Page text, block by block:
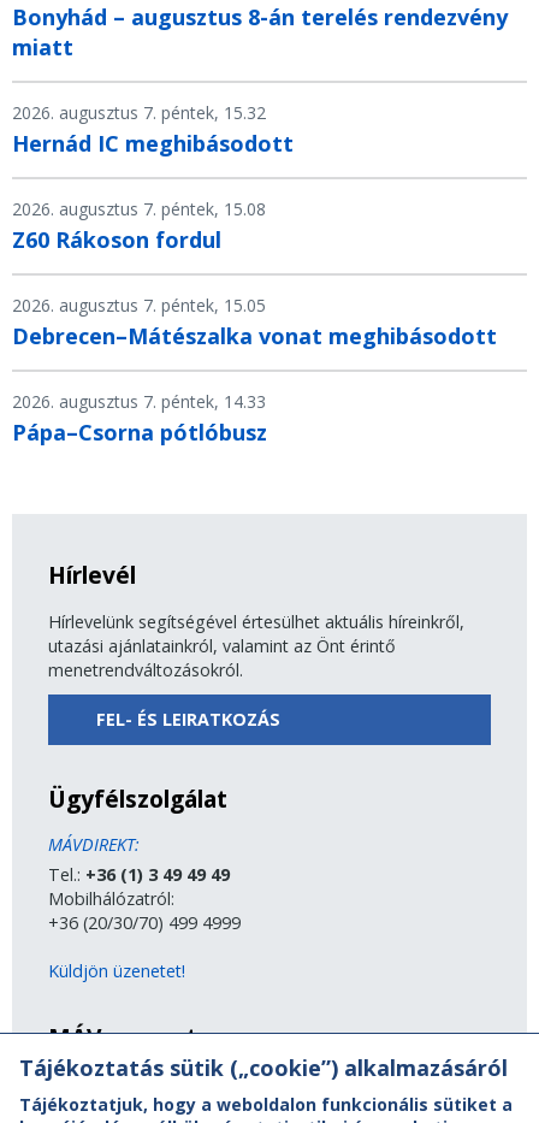
Bonyhád – augusztus 8-án terelés rendezvény
miatt
2026. augusztus 7. péntek, 15.32
Hernád IC meghibásodott
2026. augusztus 7. péntek, 15.08
Z60 Rákoson fordul
2026. augusztus 7. péntek, 15.05
Debrecen–Mátészalka vonat meghibásodott
2026. augusztus 7. péntek, 14.33
Pápa–Csorna pótlóbusz
Hírlevél
Hírlevelünk segítségével értesülhet aktuális híreinkről,
utazási ajánlatainkról, valamint az Önt érintő
menetrendváltozásokról.
FEL- ÉS LEIRATKOZÁS
Ügyfélszolgálat
MÁVDIREKT:
Tel.: +36 (1) 3 49 49 49
Mobilhálózatról:
+36 (20/30/70) 499 4999
Küldjön üzenetet!
MÁV-csoport
A MÁV-csoport tagjai
Jogi útmutatás
Tájékoztatás sütik („cookie”) alkalmazásáról
Tájékoztatjuk, hogy a weboldalon funkcionális sütiket a